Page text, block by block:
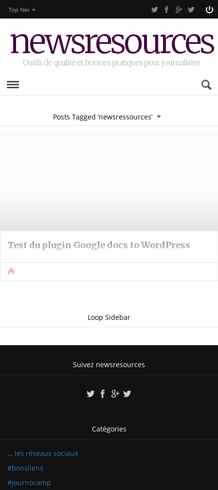
Top Nav
newsresources
Outils de qualité et bonnes pratiques pour journalistes
Posts Tagged ‘newsressources’
Test du plugin Google docs to WordPress
Loop Sidebar
Suivez newsresources
Catégories
… les réseaux sociaux
#bonsliens
#journocamp